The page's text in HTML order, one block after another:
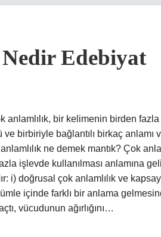
Edebiyat
anlamlılık, bir kelimenin birden
birbiriyle bağlantılı birkaç
ne demek mantık? Çok
işlevde kullanılması anlamına
i) doğrusal çok anlamlılık ve
içinde farklı bir anlama
vücudunun ağırlığını…